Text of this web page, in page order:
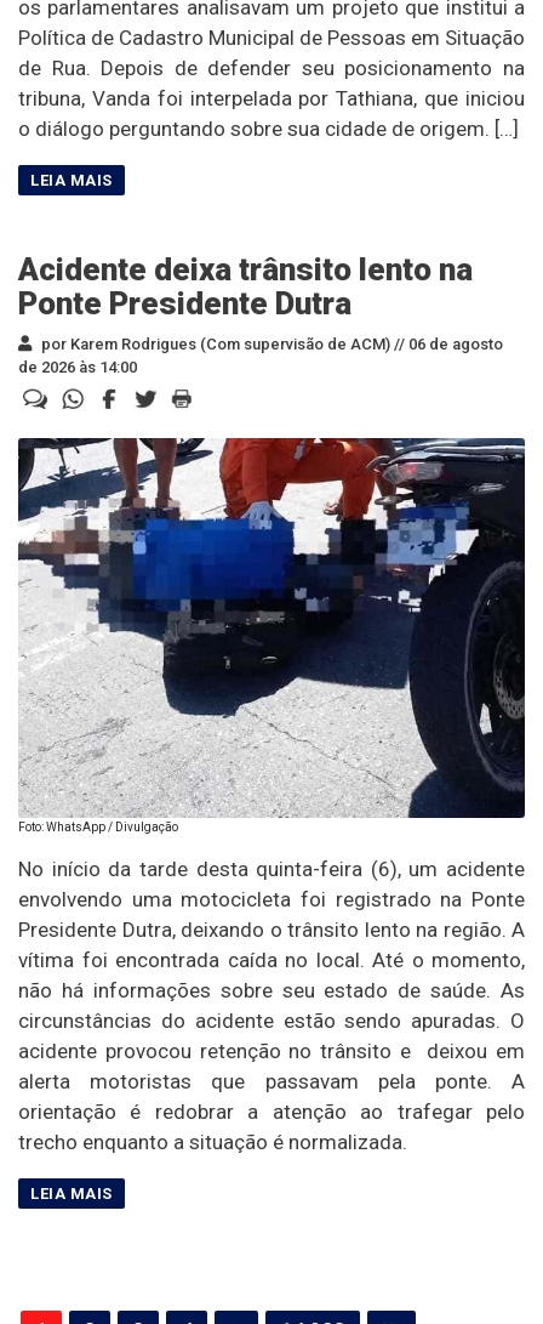
os parlamentares analisavam um projeto que institui a
Política de Cadastro Municipal de Pessoas em Situação
de Rua. Depois de defender seu posicionamento na
tribuna, Vanda foi interpelada por Tathiana, que iniciou
o diálogo perguntando sobre sua cidade de origem. […]
Acidente deixa trânsito lento na
Ponte Presidente Dutra
por Karem Rodrigues (Com supervisão de ACM) // 06 de agosto
de 2026 às 14:00
Foto: WhatsApp / Divulgação
No início da tarde desta quinta-feira (6), um acidente
envolvendo uma motocicleta foi registrado na Ponte
Presidente Dutra, deixando o trânsito lento na região. A
vítima foi encontrada caída no local. Até o momento,
não há informações sobre seu estado de saúde. As
circunstâncias do acidente estão sendo apuradas. O
acidente provocou retenção no trânsito e deixou em
alerta motoristas que passavam pela ponte. A
orientação é redobrar a atenção ao trafegar pelo
trecho enquanto a situação é normalizada.